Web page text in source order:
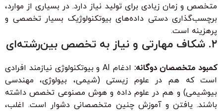
متخصص و زمان زیادی برای تولید نیاز دارد. در بسیاری از موارد،
برچسب‌گذاری دستی داده‌های بیوتکنولوژیک بسیار تخصصی و
پرهزینه است.
۲. شکاف مهارتی و نیاز به تخصص بین‌رشته‌ای
کمبود متخصصان دوگانه:
ادغام AI و بیوتکنولوژی نیازمند افرادی
است که هم در علوم زیستی (شیمی، بیولوژی، مهندسی
بیوشیمی) و هم در علوم داده و هوش مصنوعی تخصص داشته
باشند. یافتن و آموزش چنین متخصصانی دشوار است. اغلب،